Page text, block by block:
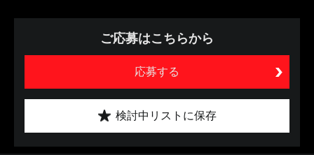
ご応募はこちらから
応募する
検討中リストに保存